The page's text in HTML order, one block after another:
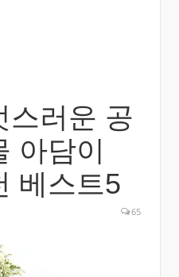
스러운 공
아담이
베스트5
65